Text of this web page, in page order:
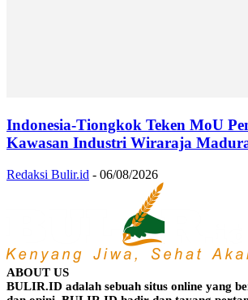
Indonesia-Tiongkok Teken MoU
Kawasan Industri Wiraraja
Redaksi Bulir.id - 06/08/2026
ABOUT US
BULIR.ID adalah sebuah situs online yang